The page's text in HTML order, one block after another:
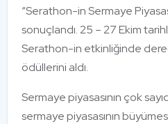
“Serathon-in Sermaye
sonuçlandı. 25 – 27 Ekim
Serathon-in etkinliğinde
ödüllerini aldı.
Sermaye piyasasının çok
sermaye piyasasının